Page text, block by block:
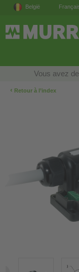
België
Vous avez
‹ Retour à l’index